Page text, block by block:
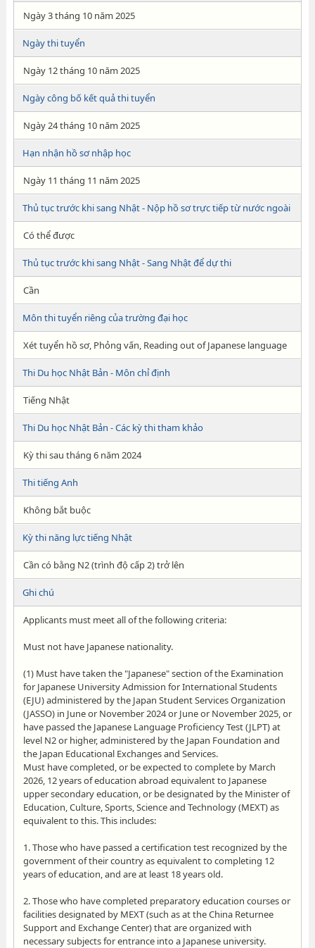
Ngày 3 tháng 10 năm 2025
Ngày thi tuyển
Ngày 12 tháng 10 năm 2025
Ngày công bố kết quả thi tuyển
Ngày 24 tháng 10 năm 2025
Hạn nhận hồ sơ nhập học
Ngày 11 tháng 11 năm 2025
Thủ tục trước khi sang Nhật - Nộp hồ sơ trực tiếp từ nước ngoài
Có thể được
Thủ tục trước khi sang Nhật - Sang Nhật để dự thi
Cần
Môn thi tuyển riêng của trường đại học
Xét tuyển hồ sơ, Phỏng vấn, Reading out of Japanese language
Thi Du học Nhật Bản - Môn chỉ định
Tiếng Nhật
Thi Du học Nhật Bản - Các kỳ thi tham khảo
Kỳ thi sau tháng 6 năm 2024
Thi tiếng Anh
Không bắt buộc
Kỳ thi năng lực tiếng Nhật
Cần có bằng N2 (trình độ cấp 2) trở lên
Ghi chú
Applicants must meet all of the following criteria:
Must not have Japanese nationality.
(1) Must have taken the "Japanese" section of the Examination
for Japanese University Admission for International Students
(EJU) administered by the Japan Student Services Organization
(JASSO) in June or November 2024 or June or November 2025, or
have passed the Japanese Language Proficiency Test (JLPT) at
level N2 or higher, administered by the Japan Foundation and
the Japan Educational Exchanges and Services.
Must have completed, or be expected to complete by March
2026, 12 years of education abroad equivalent to Japanese
upper secondary education, or be designated by the Minister of
Education, Culture, Sports, Science and Technology (MEXT) as
equivalent to this. This includes:
1. Those who have passed a certification test recognized by the
government of their country as equivalent to completing 12
years of education, and are at least 18 years old.
2. Those who have completed preparatory education courses or
facilities designated by MEXT (such as at the China Returnee
Support and Exchange Center) that are organized with
necessary subjects for entrance into a Japanese university.